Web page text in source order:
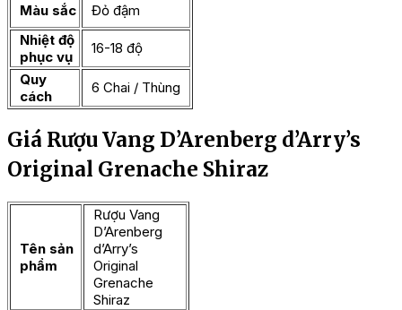
Màu sắc
Đỏ đậm
Nhiệt độ
phục vụ
16-18 độ
Quy
cách
6 Chai / Thùng
Giá Rượu Vang D’Arenberg d’Arry’s
Original Grenache Shiraz
Tên sản
phẩm
Rượu Vang
D’Arenberg
d’Arry’s
Original
Grenache
Shiraz